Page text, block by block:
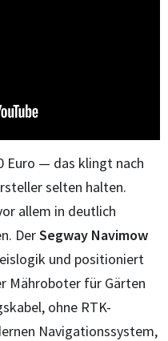
Euro — das klingt nach
selten halten.
allem in deutlich
DerSegway Navimow
und positioniert
Mähroboter für Gärten
ohne RTK-
Navigationssystem,